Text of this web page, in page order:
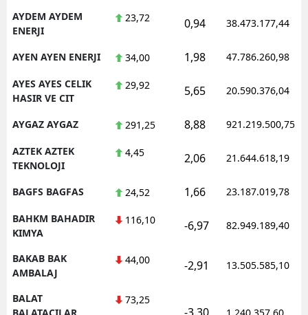
AYDEM AYDEM
ENERJI
23,72 0,94 38.473.177,44
AYEN AYEN ENERJI 34,00 1,98 47.786.260,98
AYES AYES CELIK
HASIR VE CIT
29,92 5,65 20.590.376,04
AYGAZ AYGAZ 291,25 8,88 921.219.500,75
AZTEK AZTEK
TEKNOLOJI
4,45 2,06 21.644.618,19
BAGFS BAGFAS 24,52 1,66 23.187.019,78
BAHKM BAHADIR
KIMYA
116,10 -6,97 82.949.189,40
BAKAB BAK
AMBALAJ
44,00 -2,91 13.505.585,10
BALAT
BALATACILAR
73,25
1.240.357,60